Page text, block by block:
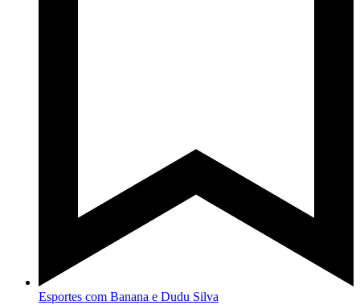
Esportes com Banana e Dudu Silva